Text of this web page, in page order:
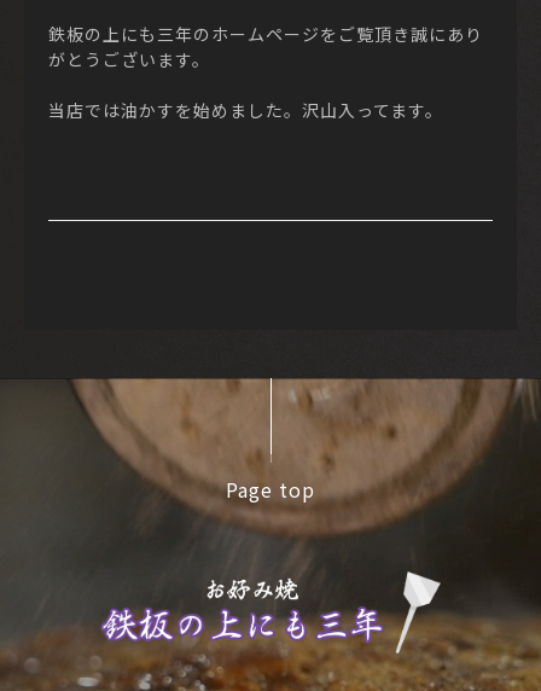
鉄板の上にも三年のホームページをご覧頂き誠にあり
がとうございます。
当店では油かすを始めました。沢山入ってます。
Page top